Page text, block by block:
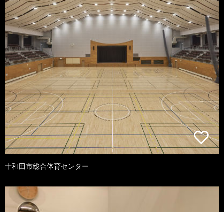
十和田市総合体育センター